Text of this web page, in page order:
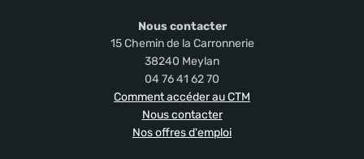
Nous contacter
15 Chemin de la Carronnerie
38240 Meylan
04 76 41 62 70
Comment accéder au CTM
Nous contacter
Nos offres d'emploi